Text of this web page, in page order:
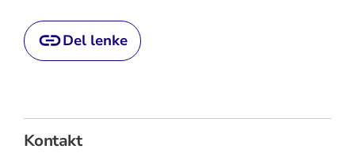
Del lenke
Kontakt